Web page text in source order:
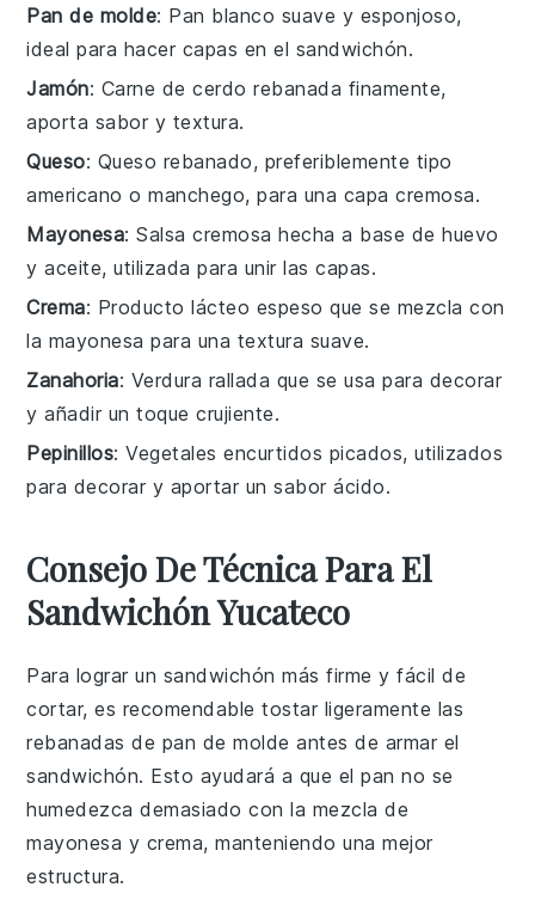
Pan de molde: Pan blanco suave y esponjoso,
ideal para hacer capas en el sandwichón.
Jamón: Carne de cerdo rebanada finamente,
aporta sabor y textura.
Queso: Queso rebanado, preferiblemente tipo
americano o manchego, para una capa cremosa.
Mayonesa: Salsa cremosa hecha a base de huevo
y aceite, utilizada para unir las capas.
Crema: Producto lácteo espeso que se mezcla con
la mayonesa para una textura suave.
Zanahoria: Verdura rallada que se usa para decorar
y añadir un toque crujiente.
Pepinillos: Vegetales encurtidos picados, utilizados
para decorar y aportar un sabor ácido.
Consejo De Técnica Para El
Sandwichón Yucateco
Para lograr un sandwichón más firme y fácil de
cortar, es recomendable tostar ligeramente las
rebanadas de pan de molde antes de armar el
sandwichón. Esto ayudará a que el pan no se
humedezca demasiado con la mezcla de
mayonesa y crema, manteniendo una mejor
estructura.